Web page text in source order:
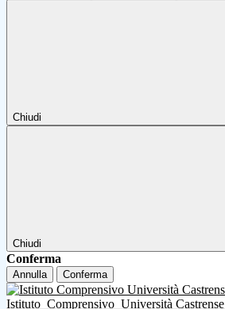
Chiudi
Chiudi
Conferma
Annulla Conferma
Istituto Comprensivo Università Castrense